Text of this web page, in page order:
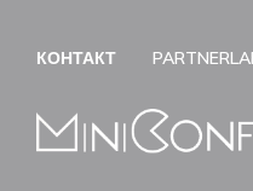
КОНТАКТ